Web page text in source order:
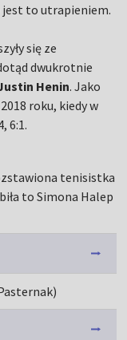
jest to utrapieniem.
się ze
dwukrotnie
Henin. Jako
roku, kiedy w
6:1.
tenisistka
to Simona Halep